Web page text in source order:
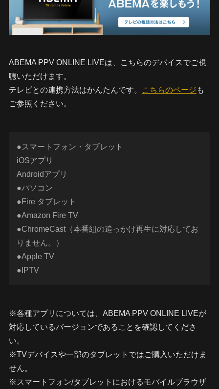
ABEMA PPV ONLINE LIVEは、こちらのデバイスでご視
聴いただけます。
テレビとの連携方法はかんたんです。
こちらのページ も
ご参照ください。
●スマートフォン・タブレット
iOSアプリ
Androidアプリ
●パソコン
●Fire タブレット
●Amazon Fire TV
●ChromeCast（本番組の追っかけ再生に対応してお
りません。）
●Apple TV
●IPTV
※各種アプリについては、ABEMA PPV ONLINE LIVEが
対応しているバージョンであることを確認してくださ
い。
※TVデバイスや一部のタブレットではご購入いただけま
せん。
※スマートフォン/タブレットにおけるモバイルブラウザ